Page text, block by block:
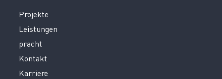
Projekte
Leistungen
pracht
Kontakt
Karriere